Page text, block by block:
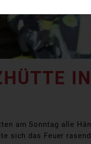
am Sonntag alle
sich das Feuer